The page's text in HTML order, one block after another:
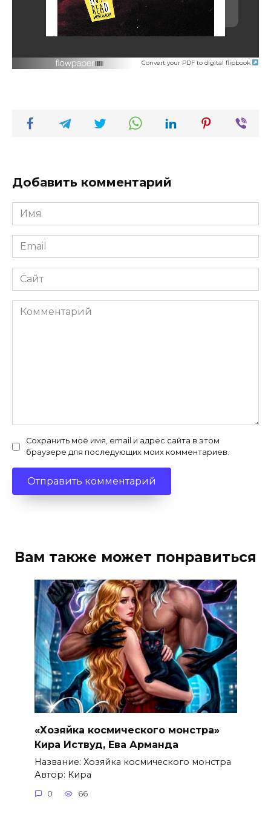
Convert your PDF to digital flipbook
Добавить комментарий
Имя
*
Email
*
Сайт
Комментарий
Сохранить моё имя, email и адрес сайта в этом
браузере для последующих моих комментариев.
Вам также может понравиться
«Хозяйка космического монстра»
Кира Иствуд, Ева Арманда
Название: Хозяйка космического монстра
Автор: Кира
0 66